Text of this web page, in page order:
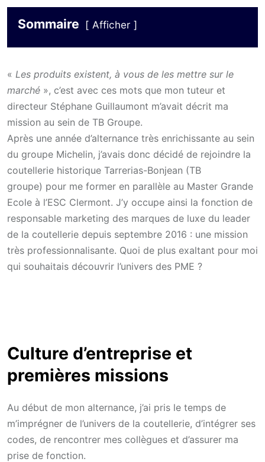
Sommaire Afficher
« Les produits existent, à vous de les mettre sur le
marché », c’est avec ces mots que mon tuteur et
directeur Stéphane Guillaumont m’avait décrit ma
mission au sein de TB Groupe.
Après une année d’alternance très enrichissante au sein
du groupe Michelin, j’avais donc décidé de rejoindre la
coutellerie historique Tarrerias-Bonjean (TB
groupe) pour me former en parallèle au Master Grande
Ecole à l’ESC Clermont. J’y occupe ainsi la fonction de
responsable marketing des marques de luxe du leader
de la coutellerie depuis septembre 2016 : une mission
très professionnalisante. Quoi de plus exaltant pour moi
qui souhaitais découvrir l’univers des PME ?
Culture d’entreprise et
premières missions
Au début de mon alternance, j’ai pris le temps de
m’imprégner de l’univers de la coutellerie, d’intégrer ses
codes, de rencontrer mes collègues et d’assurer ma
prise de fonction.